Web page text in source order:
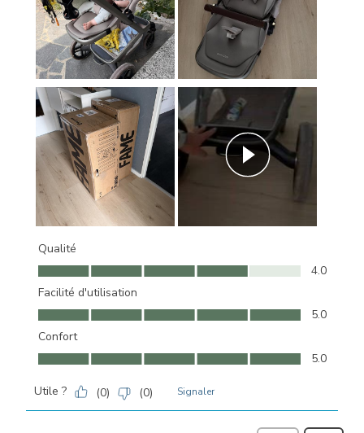
Qualité
Qualité, 4.0 sur 5
4.0
Facilité d'utilisation
Facilité d'utilisation, 5.0 sur 5
5.0
Confort
Confort, 5.0 sur 5
5.0
Utile ? (0) (0) Signaler